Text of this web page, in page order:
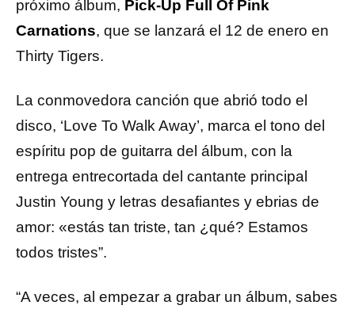
próximo álbum, Pick-Up Full Of Pink
Carnations, que se lanzará el 12 de enero en
Thirty Tigers.
La conmovedora canción que abrió todo el
disco, ‘Love To Walk Away’, marca el tono del
espíritu pop de guitarra del álbum, con la
entrega entrecortada del cantante principal
Justin Young y letras desafiantes y ebrias de
amor: «estás tan triste, tan ¿qué? Estamos
todos tristes”.
“A veces, al empezar a grabar un álbum, sabes